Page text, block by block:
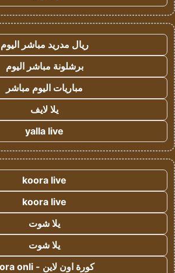
ريال مدريد مباشر اليوم
برشلونة مباشر اليوم
مباريات اليوم مباشر
يلا لايف
yalla live
koora live
koora live
يلا شوت
يلا شوت
كورة اون لاين - kora onli